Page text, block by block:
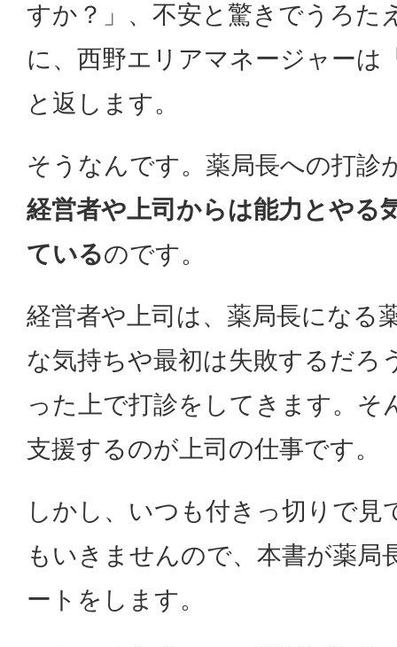
すか？」、不安と驚きでうろた
に、西野エリアマネージャーは
と返します。
そうなんです。薬局長への打診
経営者や上司からは能力とやる
ているのです。
経営者や上司は、薬局長になる
な気持ちや最初は失敗するだろ
った上で打診をしてきます。そ
支援するのが上司の仕事です。
しかし、いつも付きっ切りで見
もいきませんので、本書が薬局
ートをします。